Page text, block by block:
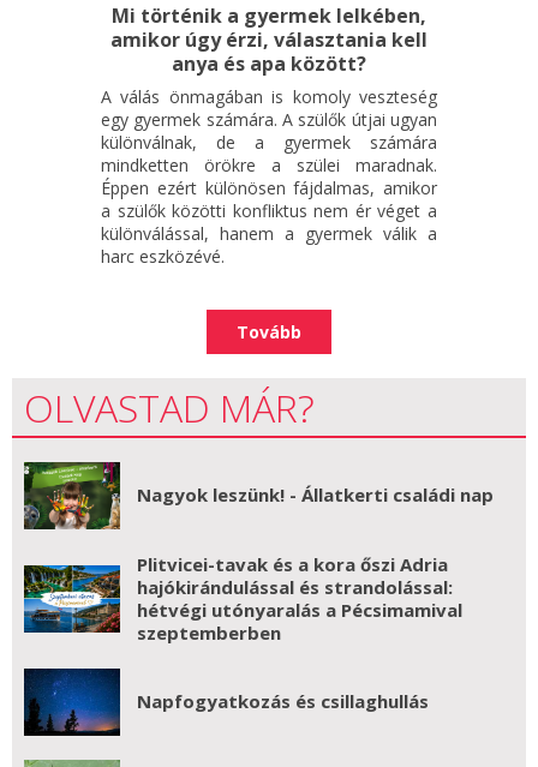
Mi történik a gyermek lelkében,
amikor úgy érzi, választania kell
anya és apa között?
A válás önmagában is komoly veszteség
egy gyermek számára. A szülők útjai ugyan
különválnak, de a gyermek számára
mindketten örökre a szülei maradnak.
Éppen ezért különösen fájdalmas, amikor
a szülők közötti konfliktus nem ér véget a
különválással, hanem a gyermek válik a
harc eszközévé.
Tovább
OLVASTAD MÁR?
Nagyok leszünk! - Állatkerti családi nap
Plitvicei-tavak és a kora őszi Adria
hajókirándulással és strandolással:
hétvégi utónyaralás a Pécsimamival
szeptemberben
Napfogyatkozás és csillaghullás